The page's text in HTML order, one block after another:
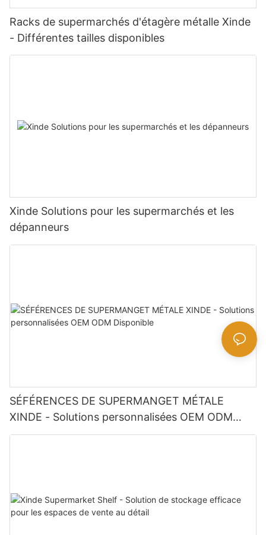
Racks de supermarchés d'étagère métalle Xinde
- Différentes tailles disponibles
Xinde Solutions pour les supermarchés et les
dépanneurs
SÉFÉRENCES DE SUPERMANGET MÉTALE
XINDE - Solutions personnalisées OEM ODM
Disponible